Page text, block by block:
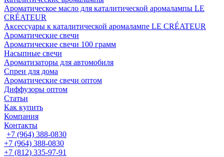
Ароматическое масло для каталитической аромалампы LE
CRÉATEUR
Аксессуары к каталитической аромалампе LE CRÉATEUR
Ароматические свечи
Ароматические свечи 100 грамм
Насыпные свечи
Ароматизаторы для автомобиля
Спреи для дома
Ароматические свечи оптом
Диффузоры оптом
Статьи
Как купить
Компания
Контакты
+7 (964) 388-0830
+7 (964) 388-0830
+7 (812) 335-97-91